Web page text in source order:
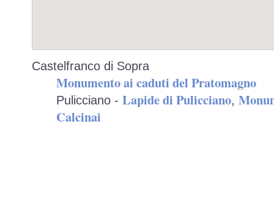
Castelfranco di Sopra
Monumento ai caduti del Pratomagno
Pulicciano - Lapide di Pulicciano,
Calcinai